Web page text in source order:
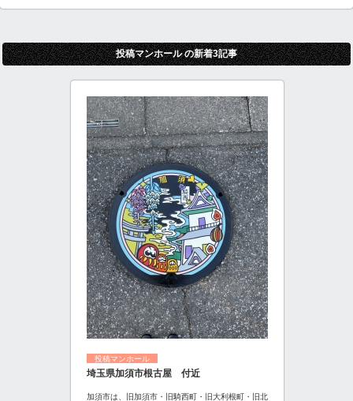
投稿マンホール の新着3記事
投稿マンホール
埼玉県加須市根古屋 付近
加須市は、旧加須市・旧騎西町・旧大利根町・旧北